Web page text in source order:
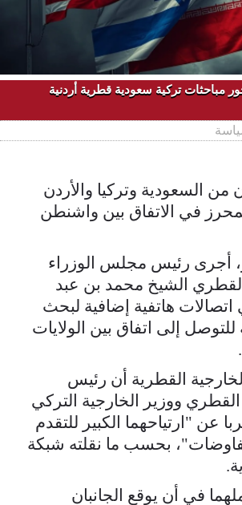
مباحثات تركية سعودية قطرية أردنية
السعودية وتركيا والأردن
في الاتفاق بين واشنطن
أجرى رئيس مجلس الوزراء
القطري الشيخ محمد بن عبد
اتصالات هاتفية إضافية لبحث
للتوصل إلى اتفاق بين الولايات
القطرية أن رئيس
ووزير الخارجية التركي
عن "ارتياحهما الكبير للتقدم
بحسب ما نقلته شبكة
في أن يوقع الجانبان